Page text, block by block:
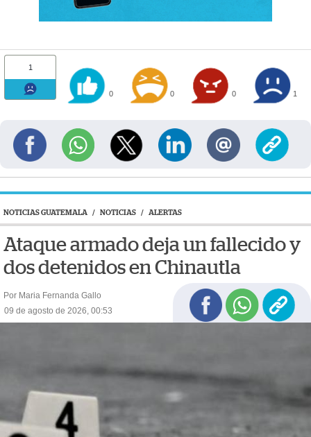
1
0 0 0 1
NOTICIAS GUATEMALA / NOTICIAS / ALERTAS
Ataque armado deja un fallecido y
dos detenidos en Chinautla
Por Maria Fernanda Gallo
09 de agosto de 2026, 00:53